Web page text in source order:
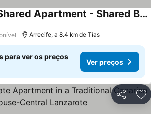
Cozy Room In Shared Apartment - Shared Bathroom
Arrecife, a 8.4 km de Tías
para ver os preços
Ver preços
Partilhar